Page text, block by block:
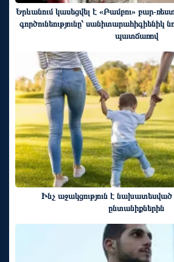
Երևանում կասեցվել է «Բամբու» բար-
գործունեությունը՝ սանիտարահիգիենիկ
պատճառով
Ինչ աջակցություն է նախատեսված
ընտանիքներին